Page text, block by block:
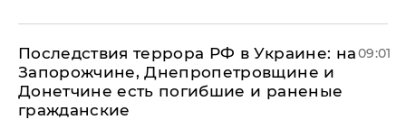
Последствия террора РФ в Украине: на
Запорожчине, Днепропетровщине и
Донетчине есть погибшие и раненые
гражданские
09:01